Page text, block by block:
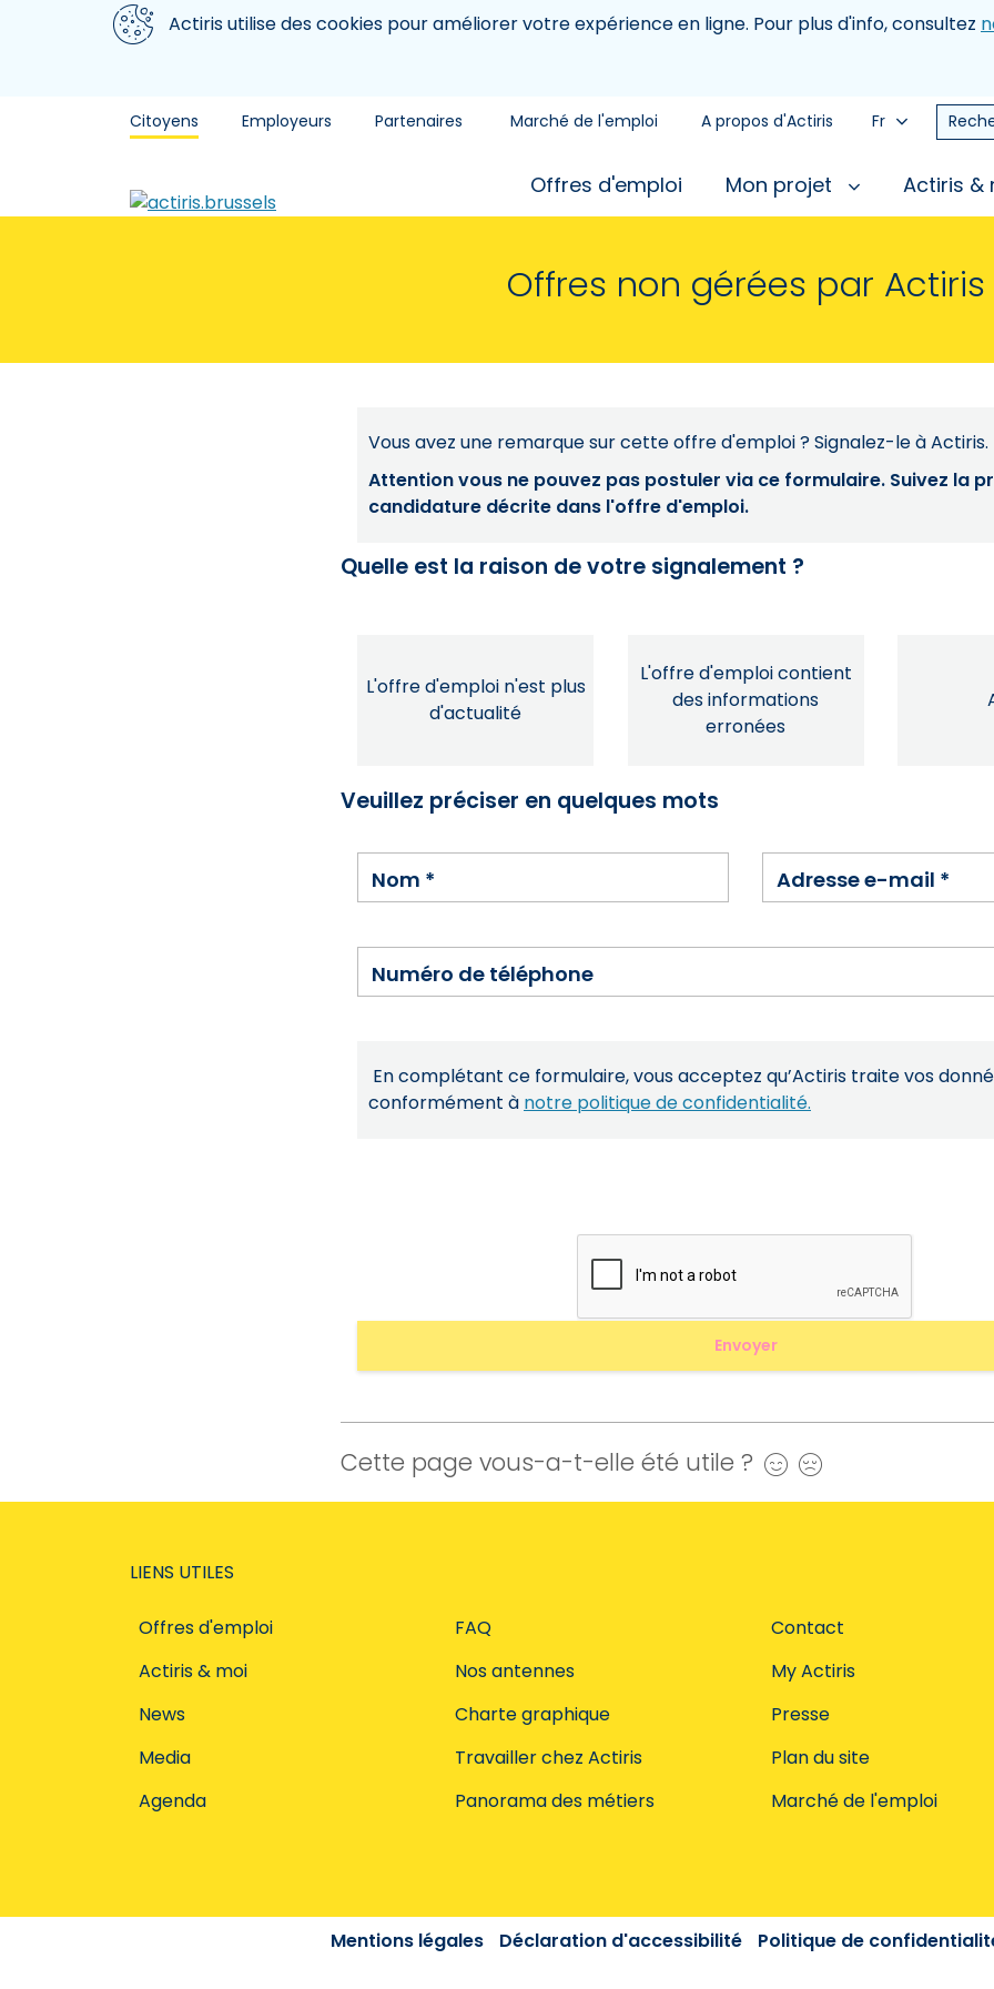
Aller au contenu principal
Nous utilisons des cookiesActiris utilise des cookies pour améliorer votre expérience en ligne. Pour plus d'info, consultez
Citoyens Employeurs Partenaires Marché de l'emploi A propos d'Actiris Fr
Offres d'emploi Mon projet Actiris
Offres non gérées par Actiris
Vous avez une remarque sur cette offre d'emploi ? Signalez-le à Actiris.
Attention vous ne pouvez pas postuler via ce formulaire. Suivez la
candidature décrite dans l'offre d'emploi.
Quelle est la raison de votre signalement ?
L'offre d'emploi n'est plus
d'actualité
L'offre d'emploi contient
des informations
erronées
Veuillez préciser en quelques mots
Nom * Adresse e-mail *
Numéro de téléphone
En complétant ce formulaire, vous acceptez qu’Actiris traite vos
conformément à notre politique de confidentialité.
Cette page vous-a-t-elle été utile ? Oui
LIENS UTILES
Offres d'emploi
Actiris & moi
News
Media
Agenda
FAQ
Nos antennes
Charte graphique
Travailler chez Actiris
Panorama des métiers
Contact
My Actiris
Presse
Plan du site
Marché de l'emploi
Mentions légales Déclaration d'accessibilité Politique de